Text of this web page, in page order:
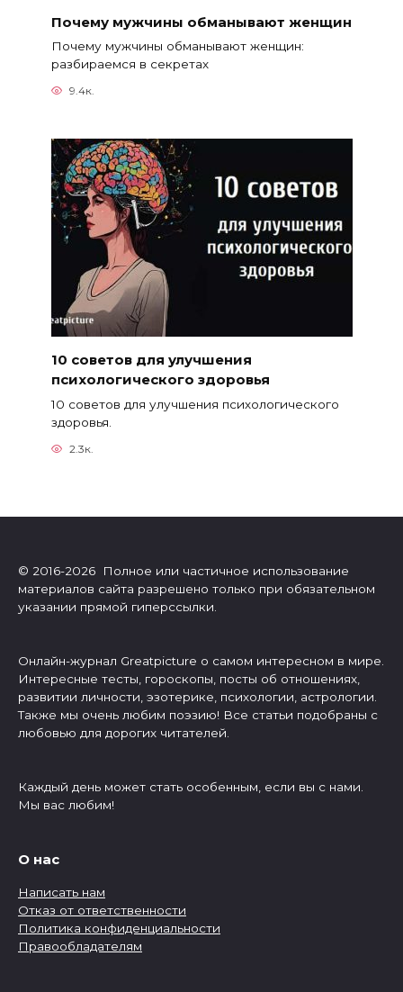
Почему мужчины обманывают женщин
Почему мужчины обманывают женщин:
разбираемся в секретах
9.4к.
10 советов для улучшения
психологического здоровья
10 советов для улучшения психологического
здоровья.
2.3к.
© 2016-2026 Полное или частичное использование
материалов сайта разрешено только при обязательном
указании прямой гиперссылки.
Онлайн-журнал Greatpicture о самом интересном в мире.
Интересные тесты, гороскопы, посты об отношениях,
развитии личности, эзотерике, психологии, астрологии.
Также мы очень любим поэзию! Все статьи подобраны с
любовью для дорогих читателей.
Каждый день может стать особенным, если вы с нами.
Мы вас любим!
О нас
Написать нам
Отказ от ответственности
Политика конфиденциальности
Правообладателям